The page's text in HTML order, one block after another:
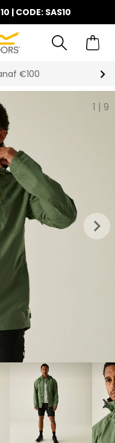
| CODE: SAS10
€100
1 | 9
keyboard_arrow_right
chevron_right